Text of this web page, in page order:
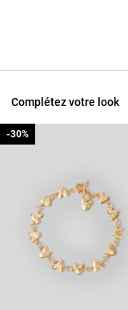
Complétez votre look
-30%
-30%